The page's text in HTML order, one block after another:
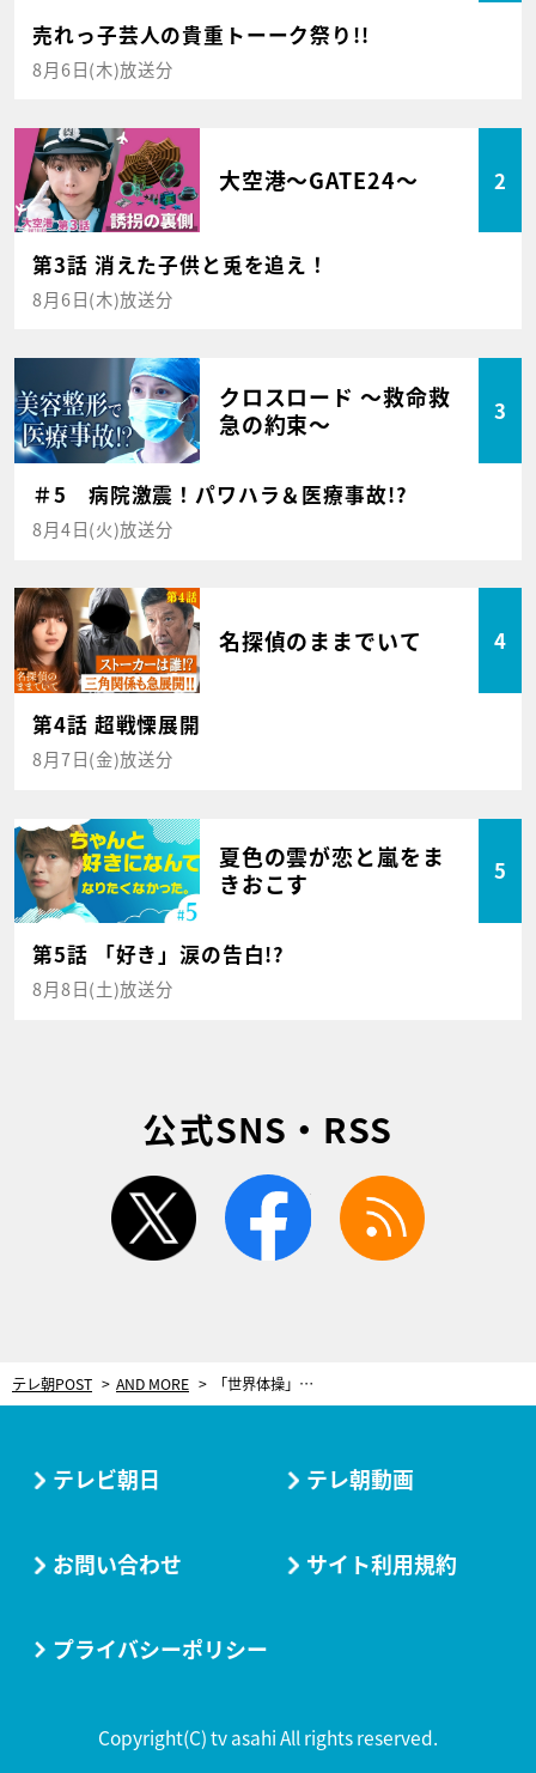
売れっ子芸人の貴重トーーク祭り!!
8月6日(木)放送分
大空港～GATE24～ 2
第3話 消えた子供と兎を追え！
8月6日(木)放送分
クロスロード ～救命救
急の約束～
3
＃5 病院激震！パワハラ＆医療事故!?
8月4日(火)放送分
名探偵のままでいて 4
第4話 超戦慄展開
8月7日(金)放送分
夏色の雲が恋と嵐をま
きおこす
5
第5話 「好き」涙の告白!?
8月8日(土)放送分
公式SNS・RSS
twitter facebook
テレ朝POST AND MORE 「世界体操」出場の谷川兄弟、仮面ライダーゼロワンとコラボ！あん馬の技で敵を蹴散らす
テレビ朝日 テレ朝動画
お問い合わせ サイト利用規約
プライバシーポリシー
Copyright(C) tv asahi All rights reserved.